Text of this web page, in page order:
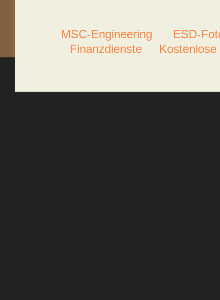
MSC-Engineering
ESD-
Finanzdienste